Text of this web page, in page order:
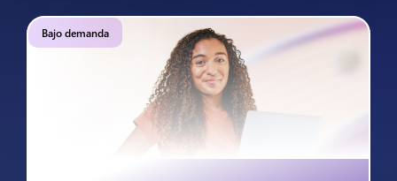
Bajo demanda